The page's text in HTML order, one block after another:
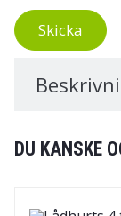
Skicka
DU KANSKE